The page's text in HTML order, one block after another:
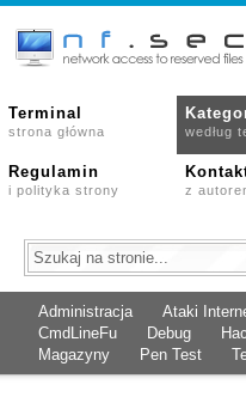
Terminal
strona główna według
Regulamin
i polityka strony z
Administracja Ataki
CmdLineFu
Debug
Magazyny
Pen Test